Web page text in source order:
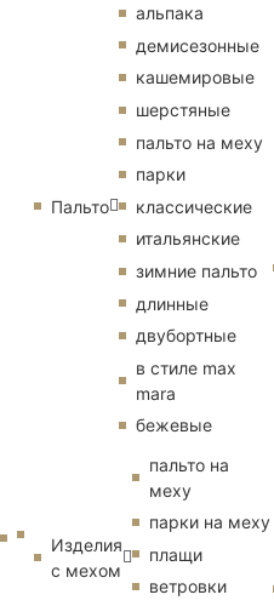
Пальто
альпака
демисезонные
кашемировые
шерстяные
пальто на меху
парки
классические
итальянские
зимние пальто
длинные
двубортные
в стиле max
mara
бежевые
Изделия
с мехом
пальто на
меху
парки на меху
плащи
ветровки